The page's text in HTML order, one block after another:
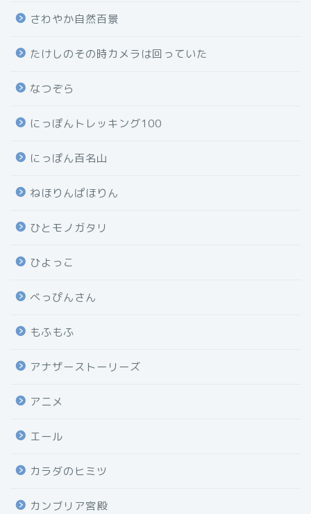
さわやか自然百景
たけしのその時カメラは回っていた
なつぞら
にっぽんトレッキング100
にっぽん百名山
ねほりんぱほりん
ひとモノガタリ
ひよっこ
べっぴんさん
もふもふ
アナザーストーリーズ
アニメ
エール
カラダのヒミツ
カンブリア宮殿